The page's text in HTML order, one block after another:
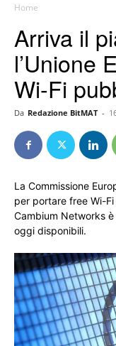
Home
Arriva il
l’Unione
Wi-Fi
Da Redazione BitMAT -
La Commissione
per portare free Wi-
Cambium Networks
oggi disponibili.